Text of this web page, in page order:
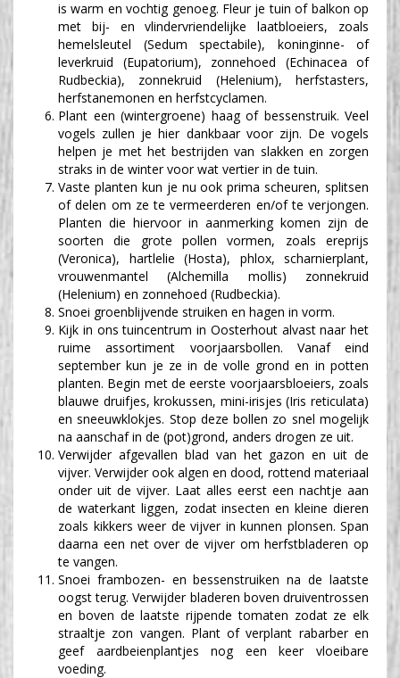
is warm en vochtig genoeg. Fleur je tuin of balkon op
met bij- en vlindervriendelijke laatbloeiers, zoals
hemelsleutel (Sedum spectabile), koninginne- of
leverkruid (Eupatorium), zonnehoed (Echinacea of
Rudbeckia), zonnekruid (Helenium), herfstasters,
herfstanemonen en herfstcyclamen.
Plant een (wintergroene) haag of bessenstruik. Veel
vogels zullen je hier dankbaar voor zijn. De vogels
helpen je met het bestrijden van slakken en zorgen
straks in de winter voor wat vertier in de tuin.
Vaste planten kun je nu ook prima scheuren, splitsen
of delen om ze te vermeerderen en/of te verjongen.
Planten die hiervoor in aanmerking komen zijn de
soorten die grote pollen vormen, zoals ereprijs
(Veronica), hartlelie (Hosta), phlox, scharnierplant,
vrouwenmantel (Alchemilla mollis) zonnekruid
(Helenium) en zonnehoed (Rudbeckia).
Snoei groenblijvende struiken en hagen in vorm.
Kijk in ons tuincentrum in Oosterhout alvast naar het
ruime assortiment voorjaarsbollen. Vanaf eind
september kun je ze in de volle grond en in potten
planten. Begin met de eerste voorjaarsbloeiers, zoals
blauwe druifjes, krokussen, mini-irisjes (Iris reticulata)
en sneeuwklokjes. Stop deze bollen zo snel mogelijk
na aanschaf in de (pot)grond, anders drogen ze uit.
Verwijder afgevallen blad van het gazon en uit de
vijver. Verwijder ook algen en dood, rottend materiaal
onder uit de vijver. Laat alles eerst een nachtje aan
de waterkant liggen, zodat insecten en kleine dieren
zoals kikkers weer de vijver in kunnen plonsen. Span
daarna een net over de vijver om herfstbladeren op
te vangen.
Snoei frambozen- en bessenstruiken na de laatste
oogst terug. Verwijder bladeren boven druiventrossen
en boven de laatste rijpende tomaten zodat ze elk
straaltje zon vangen. Plant of verplant rabarber en
geef aardbeienplantjes nog een keer vloeibare
voeding.